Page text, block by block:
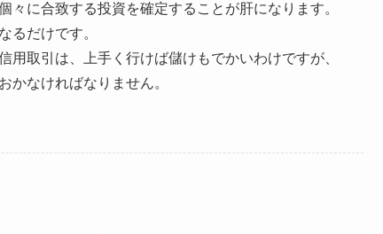
に合致する投資を確定することが肝になります。
るだけです。
取引は、上手く行けば儲けもでかいわけですが、
かなければなりません。